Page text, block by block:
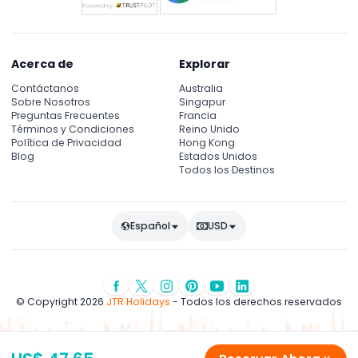
Acerca de
Contáctanos
Sobre Nosotros
Preguntas Frecuentes
Términos y Condiciones
Política de Privacidad
Blog
Explorar
Australia
Singapur
Francia
Reino Unido
Hong Kong
Estados Unidos
Todos los Destinos
Español USD
© Copyright 2026 JTR Holidays - Todos los derechos reservados